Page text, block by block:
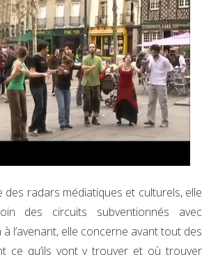
radars médiatiques et culturels, elle
des circuits subventionnés avec
l’avenant, elle concerne avant tout des
ce qu’ils vont y trouver et où trouver